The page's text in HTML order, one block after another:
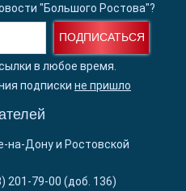
"Большого Ростова"?
ПОДПИСАТЬСЯ
в любое время.
подписки не пришло
на-Дону и Ростовской
201-79-00 (доб. 136)